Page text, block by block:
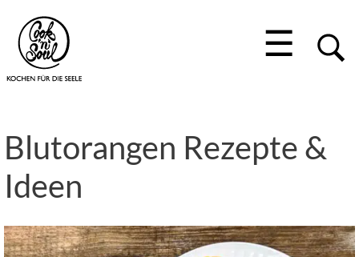
☰
Blutorangen Rezepte &
Ideen